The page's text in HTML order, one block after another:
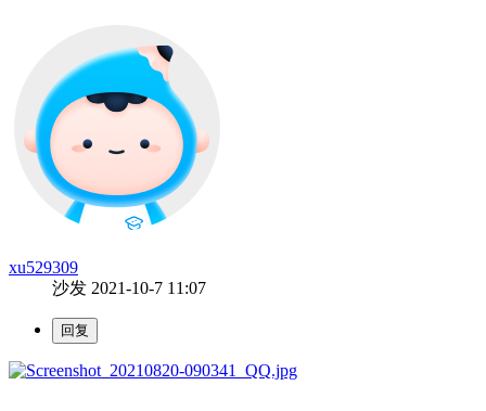
xu529309
沙发 2021-10-7 11:07